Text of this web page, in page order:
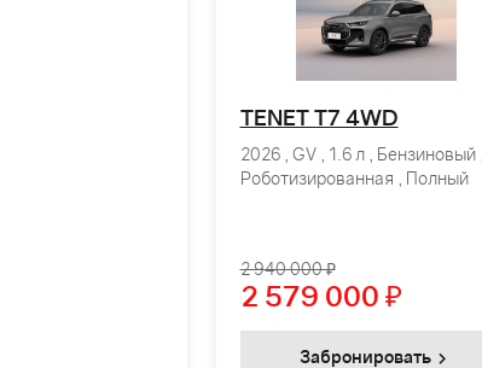
TENET T7 4WD
2026 , GV , 1.6 л , Бензиновый ,
Роботизированная , Полный
2 940 000 ₽
2 579 000 ₽
Забронировать